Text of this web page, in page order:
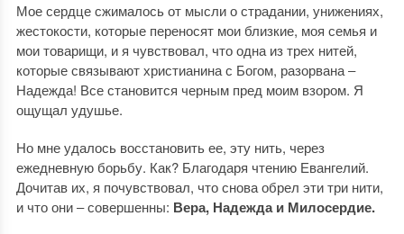
Мое сердце сжималось от мысли о страдании, унижениях,
жестокости, которые переносят мои близкие, моя семья и
мои товарищи, и я чувствовал, что одна из трех нитей,
которые связывают христианина с Богом, разорвана ‒
Надежда! Все становится черным пред моим взором. Я
ощущал удушье.
Но мне удалось восстановить ее, эту нить, через
ежедневную борьбу. Как? Благодаря чтению Евангелий.
Дочитав их, я почувствовал, что снова обрел эти три нити,
и что они ‒ совершенны: Вера, Надежда и Милосердие.